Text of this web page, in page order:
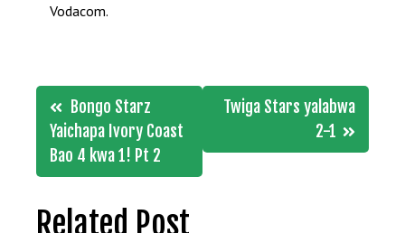
Vodacom.
Post
navigation
Bongo Starz
Yaichapa Ivory Coast
Bao 4 kwa 1! Pt 2
Twiga Stars yalabwa
2-1
Related Post